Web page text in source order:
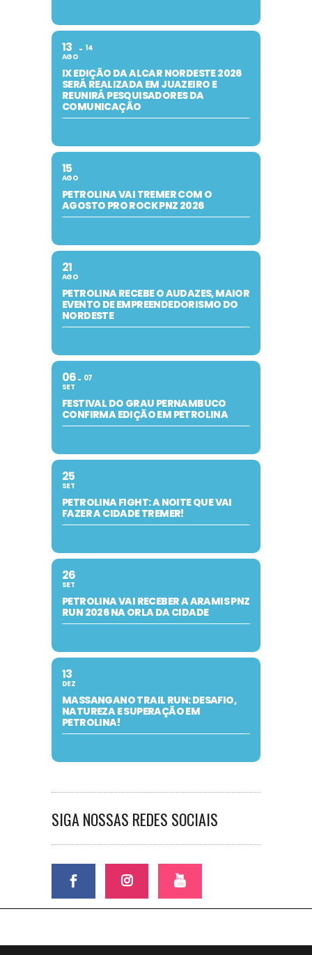
13
AGO
14
IX EDIÇÃO DA ALCAR NORDESTE 2026
SERÁ REALIZADA EM JUAZEIRO E
REUNIRÁ PESQUISADORES DA
COMUNICAÇÃO
15
AGO
PETROLINA VAI TREMER COM O
AGOSTO PRO ROCK PNZ 2026
21
AGO
PETROLINA RECEBE O AUDAZES, MAIOR
EVENTO DE EMPREENDEDORISMO DO
NORDESTE
06
SET
07
FESTIVAL DO GRAU PERNAMBUCO
CONFIRMA EDIÇÃO EM PETROLINA
25
SET
PETROLINA FIGHT: A NOITE QUE VAI
FAZER A CIDADE TREMER!
26
SET
PETROLINA VAI RECEBER A ARAMIS PNZ
RUN 2026 NA ORLA DA CIDADE
13
DEZ
MASSANGANO TRAIL RUN: DESAFIO,
NATUREZA E SUPERAÇÃO EM
PETROLINA!
SIGA NOSSAS REDES SOCIAIS